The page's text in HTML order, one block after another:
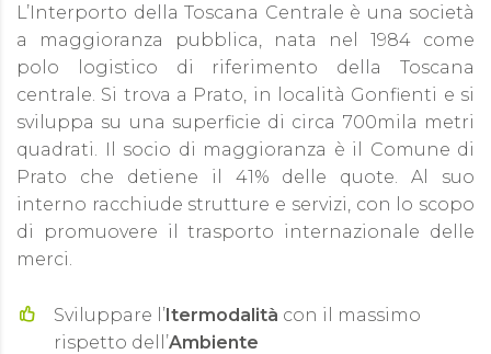
L’Interporto della Toscana Centrale è una società
a maggioranza pubblica, nata nel 1984 come
polo logistico di riferimento della Toscana
centrale. Si trova a Prato, in località Gonfienti e si
sviluppa su una superficie di circa 700mila metri
quadrati. Il socio di maggioranza è il Comune di
Prato che detiene il 41% delle quote. Al suo
interno racchiude strutture e servizi, con lo scopo
di promuovere il trasporto internazionale delle
merci.
Sviluppare l’Itermodalità con il massimo
rispetto dell’Ambiente